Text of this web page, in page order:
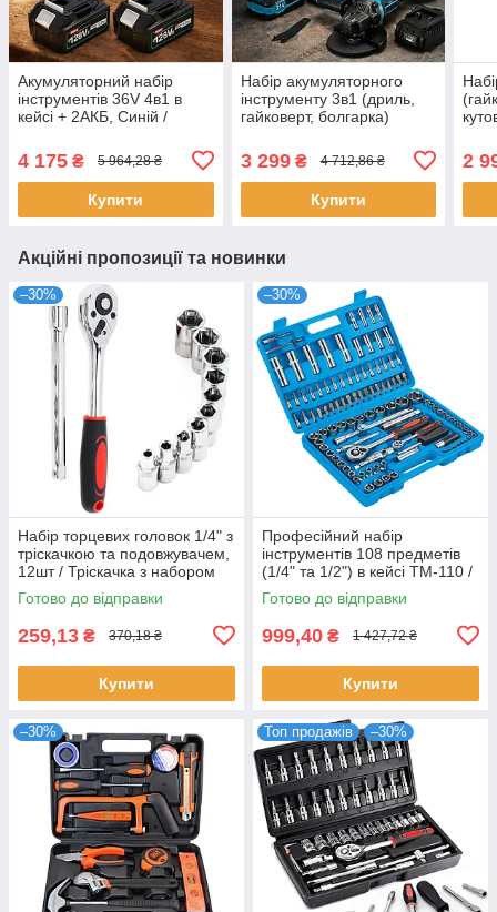
Акумуляторний набір
інструментів 36V 4в1 в
кейсі + 2АКБ, Синій /
Перфоратор / Болгарка
4 175 ₴ 5 964,28 ₴
Купити
Набір акумуляторного
інструменту 3в1 (дриль,
гайковерт, болгарка)
Синій / Безщітковий набір
для дому
3 299₴ 4 712,86 ₴
Купити
2
Акційні пропозиції та новинки
–30%
Набір торцевих головок 1/4" з
тріскачкою та подовжувачем,
12шт / Тріскачка з набором
головок / Набір інструментів
Готово до відправки
259,13 ₴ 370,18 ₴
Купити
–30%
Професійний набір
інструментів 108 предметів
(1/4" та 1/2") в кейсі TM-110 /
Набір торцевих головок та біт
/ Ключі для машини
Готово до відправки
999,40 ₴ 1 427,72 ₴
Купити
–30% Топ продажів –30%